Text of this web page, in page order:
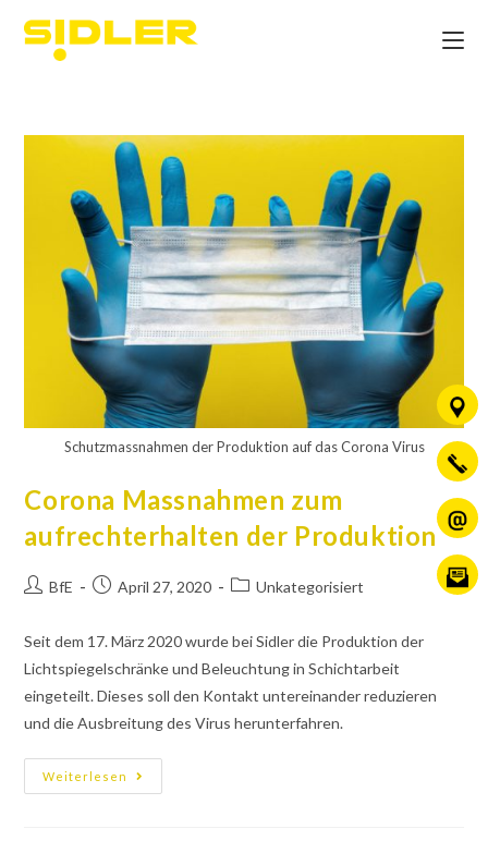
Schutzmassnahmen der Produktion auf das Corona Virus
Corona Massnahmen zum
aufrechterhalten der Produktion
BfE April 27, 2020 Unkategorisiert
Seit dem 17. März 2020 wurde bei Sidler die Produktion der
Lichtspiegelschränke und Beleuchtung in Schichtarbeit
eingeteilt. Dieses soll den Kontakt untereinander reduzieren
und die Ausbreitung des Virus herunterfahren.
Weiterlesen